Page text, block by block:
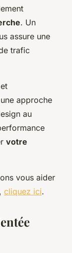
. Un
assure une
trafic
et
approche
au
votre
vous aider
cliquez ici.